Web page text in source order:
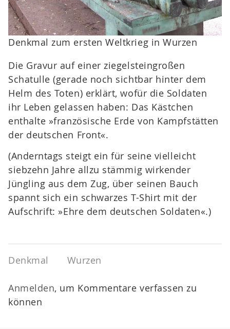
Denkmal zum ersten Weltkrieg in Wurzen
Die Gravur auf einer ziegelsteingroßen
Schatulle (gerade noch sichtbar hinter dem
Helm des Toten) erklärt, wofür die Soldaten
ihr Leben gelassen haben: Das Kästchen
enthalte »französische Erde von Kampfstätten
der deutschen Front«.
(Anderntags steigt ein für seine vielleicht
siebzehn Jahre allzu stämmig wirkender
Jüngling aus dem Zug, über seinen Bauch
spannt sich ein schwarzes T-Shirt mit der
Aufschrift: »Ehre dem deutschen Soldaten«.)
Denkmal Wurzen
Anmelden, um Kommentare verfassen zu
können